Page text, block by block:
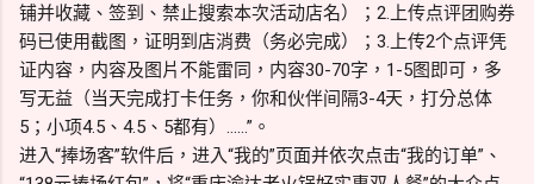
铺并收藏、签到、禁止搜索本次活动店名）；2.上传点评团购券
码已使用截图，证明到店消费（务必完成）；3.上传2个点评凭
证内容，内容及图片不能雷同，内容30-70字，1-5图即可，多
写无益（当天完成打卡任务，你和伙伴间隔3-4天，打分总体
5；小项4.5、4.5、5都有）……”。
进入“捧场客”软件后，进入“我的”页面并依次点击“我的订单”、